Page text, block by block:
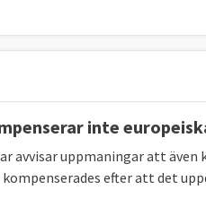
och
ska EU till 2030 minska
finns dock inget specifikt
inte
avvisar uppmaningar att även
kompenserades efter att det